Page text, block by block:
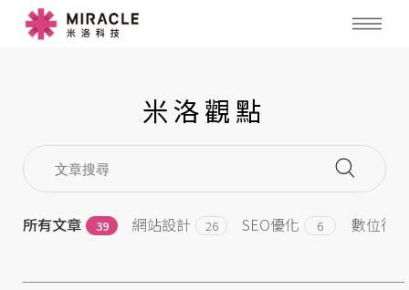
米洛觀點
所有文章 39 網站設計 26 SEO優化 6 數位行銷